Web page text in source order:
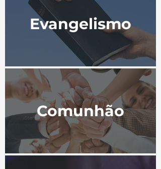
Evangelismo
Comunhão